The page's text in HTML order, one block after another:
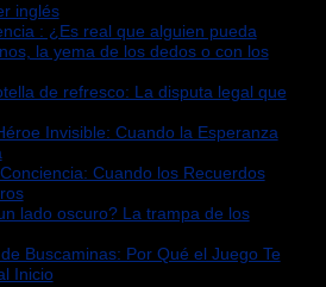
inglés
: ¿Es real que alguien pueda
la yema de los dedos o con los
de refresco: La disputa legal que
Invisible: Cuando la Esperanza
Cuando los Recuerdos
lado oscuro? La trampa de los
Buscaminas: Por Qué el Juego Te
Inicio